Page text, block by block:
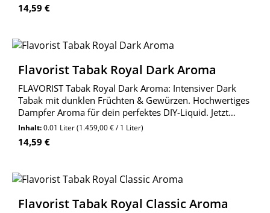
Regulärer Preis:
14,59 €
Flavorist Tabak Royal Dark Aroma
FLAVORIST Tabak Royal Dark Aroma: Intensiver Dark
Tabak mit dunklen Früchten & Gewürzen. Hochwertiges
Dampfer Aroma für dein perfektes DIY-Liquid. Jetzt
entdecken!
Inhalt:0.01 Liter(1.459,00 € / 1 Liter)
Regulärer Preis:
14,59 €
Flavorist Tabak Royal Classic Aroma